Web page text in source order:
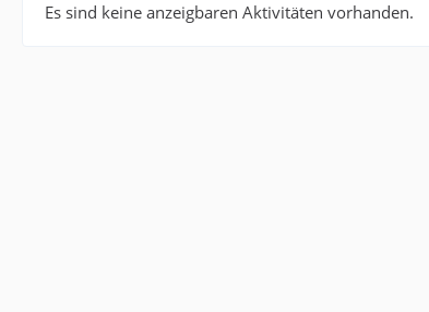
Es sind keine anzeigbaren Aktivitäten vorhanden.